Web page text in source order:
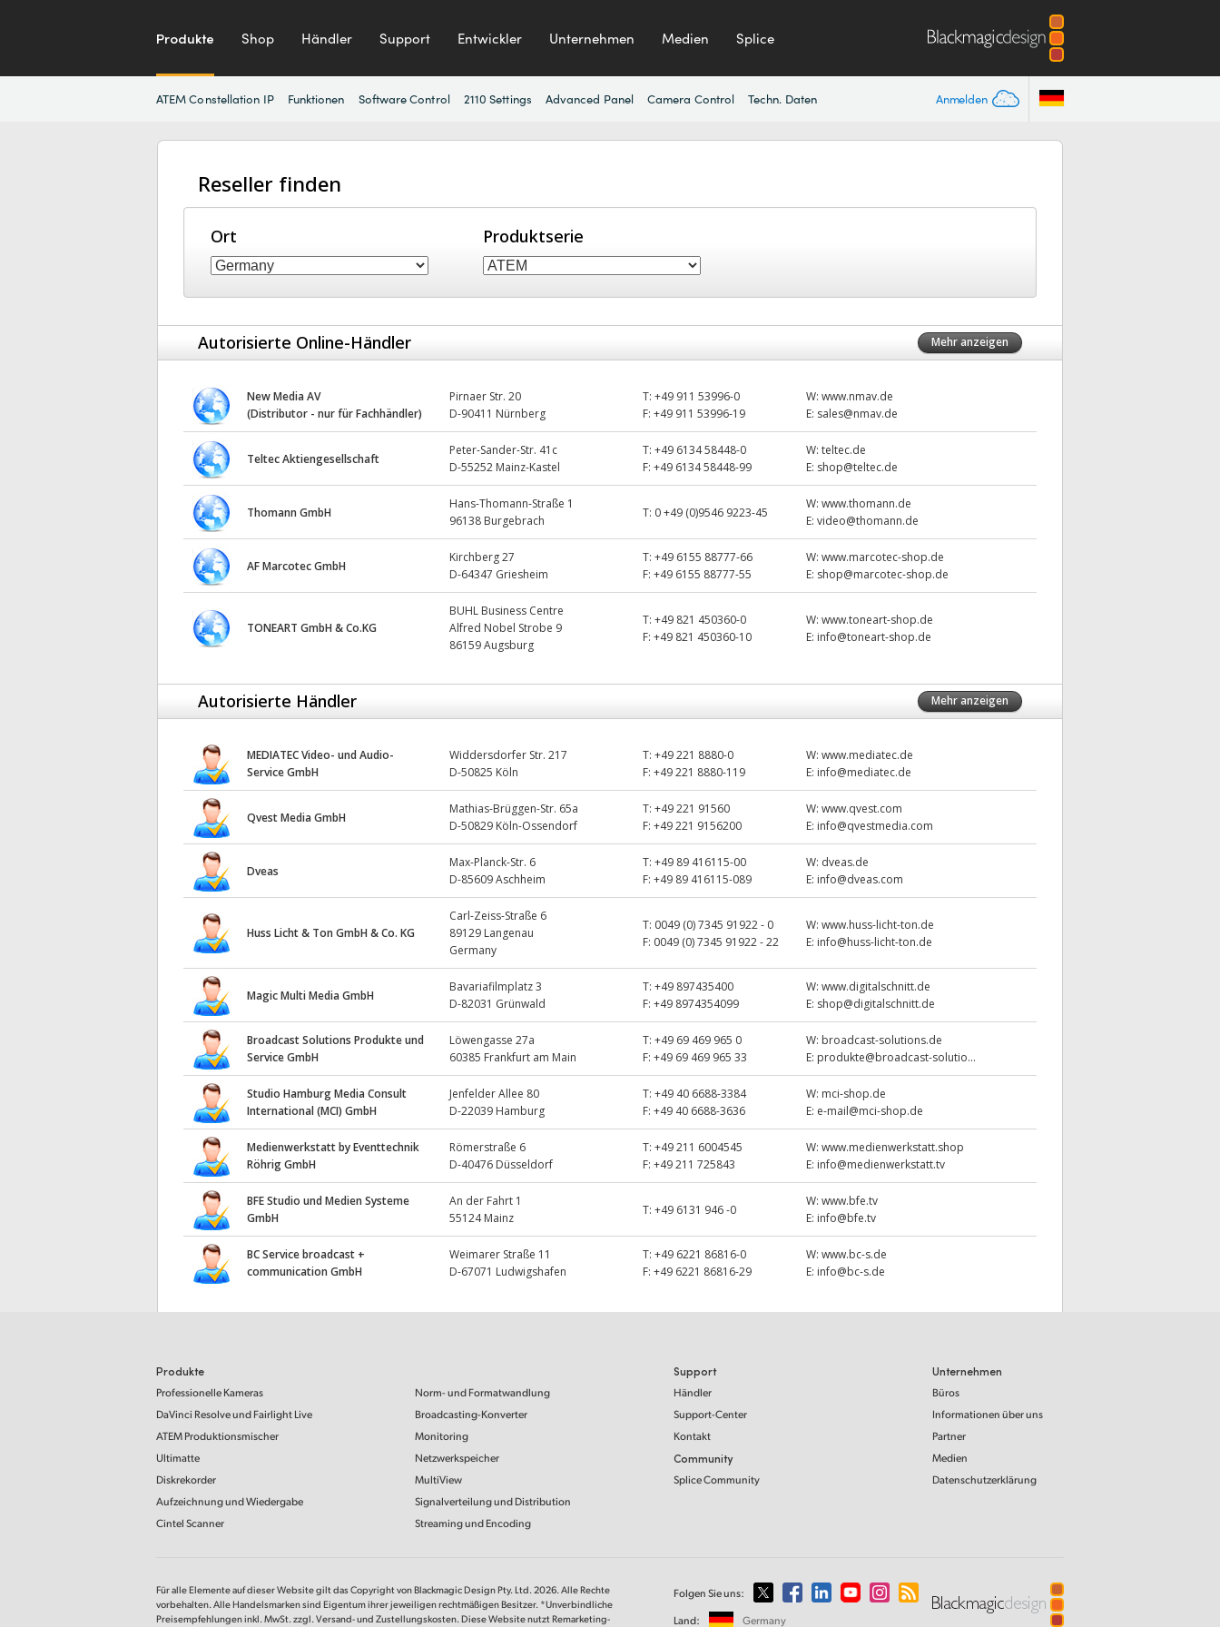
Produkte Shop Händler Support Entwickler Unternehmen Medien Splice
Anmelden
ATEM Constellation IP Funktionen Software Control 2110 Settings Advanced Panel Camera Control Techn. Daten
Reseller finden
Ort Produktserie
Autorisierte Online-Händler Mehr anzeigen
New Media AV
(Distributor - nur für Fachhändler)
Pirnaer Str. 20
D-90411 Nürnberg
T:+49 911 53996-0
F:+49 911 53996-19
W:www.nmav.de
E: sales@nmav.de
Teltec Aktiengesellschaft
Peter-Sander-Str. 41c
D-55252 Mainz-Kastel
T:+49 6134 58448-0
F:+49 6134 58448-99
W:teltec.de
E: shop@teltec.de
Thomann GmbH
Hans-Thomann-Straße 1
96138 Burgebrach
T: 0 +49 (0)9546 9223-45
W:www.thomann.de
E:video@thomann.de
AF Marcotec GmbH
Kirchberg 27
D-64347 Griesheim
T:+49 6155 88777-66
F:+49 6155 88777-55
W:www.marcotec-shop.de
E: shop@marcotec-shop.de
TONEART GmbH & Co.KG
BUHL Business Centre
Alfred Nobel Strobe 9
86159 Augsburg
T:+49 821 450360-0
F:+49 821 450360-10
W:www.toneart-shop.de
E: info@toneart-shop.de
Autorisierte Händler Mehr anzeigen
MEDIATEC Video- und Audio-
Service GmbH
Widdersdorfer Str. 217
D-50825 Köln
T:+49 221 8880-0
F:+49 221 8880-119
W:www.mediatec.de
E: info@mediatec.de
Qvest Media GmbH
Mathias-Brüggen-Str. 65a
D-50829 Köln-Ossendorf
T:+49 221 91560
F:+49 221 9156200
W:www.qvest.com
E: info@qvestmedia.com
Dveas
Max-Planck-Str. 6
D-85609 Aschheim
T:+49 89 416115-00
F:+49 89 416115-089
W: dveas.de
E: info@dveas.com
Huss Licht & Ton GmbH & Co. KG
Carl-Zeiss-Straße 6
89129 Langenau
Germany
T: 0049 (0) 7345 91922 - 0
F: 0049 (0) 7345 91922 - 22
W:www.huss-licht-ton.de
E: info@huss-licht-ton.de
Magic Multi Media GmbH
Bavariafilmplatz 3
D-82031 Grünwald
T:+49 897435400
F:+49 8974354099
W:www.digitalschnitt.de
E: shop@digitalschnitt.de
Broadcast Solutions Produkte und
Service GmbH
Löwengasse 27a
60385 Frankfurt am Main
T:+49 69 469 965 0
F:+49 69 469 965 33
W: broadcast-solutions.de
E: produkte@broadcast-solutio...
Studio Hamburg Media Consult
International (MCI) GmbH
Jenfelder Allee 80
D-22039 Hamburg
T:+49 40 6688-3384
F:+49 40 6688-3636
W: mci-shop.de
E: e-mail@mci-shop.de
Medienwerkstatt by Eventtechnik
Röhrig GmbH
Römerstraße 6
D-40476 Düsseldorf
T:+49 211 6004545
F:+49 211 725843
W:www.medienwerkstatt.shop
E: info@medienwerkstatt.tv
BFE Studio und Medien Systeme
GmbH
An der Fahrt 1
55124 Mainz
T:+49 6131 946 -0
W:www.bfe.tv
E: info@bfe.tv
BC Service broadcast +
communication GmbH
Weimarer Straße 11
D-67071 Ludwigshafen
T:+49 6221 86816-0
F:+49 6221 86816-29
W:www.bc-s.de
E: info@bc-s.de
Produkte
Professionelle Kameras
DaVinci Resolveund Fairlight Live
ATEM Produktionsmischer
Ultimatte
Diskrekorder
Aufzeichnung und Wiedergabe
Cintel Scanner
Norm- und Formatwandlung
Broadcasting-Konverter
Monitoring
Netzwerkspeicher
MultiView
Signalverteilung und Distribution
Streaming und Encoding
Support
Händler
Support-Center
Kontakt
Community
Splice Community
Unternehmen
Büros
Informationen über uns
Partner
Medien
Datenschutzerklärung
Für alle Elemente auf dieser Website gilt das Copyright von Blackmagic Design Pty. Ltd. 2026. Alle Rechte
vorbehalten. Alle Handelsmarken sind Eigentum ihrer jeweiligen rechtmäßigen Besitzer. *Unverbindliche
Preisempfehlungen inkl. MwSt. zzgl. Versand- und Zustellungskosten. Diese Website nutzt Remarketing-
Folgen Sie uns:
Land:
Germany